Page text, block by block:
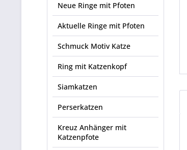
Neue Ringe mit Pfoten
Aktuelle Ringe mit Pfoten
Schmuck Motiv Katze
Ring mit Katzenkopf
Siamkatzen
Perserkatzen
Kreuz Anhänger mit
Katzenpfote